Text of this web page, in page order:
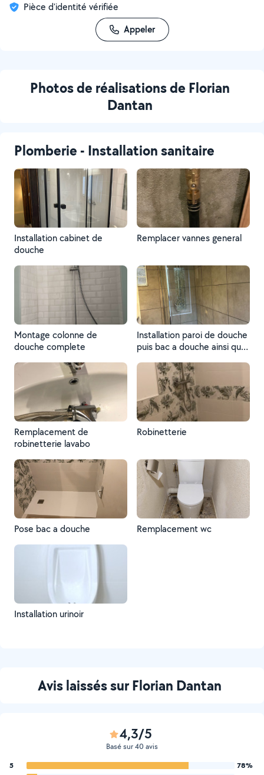
Pièce d'identité vérifiée
Appeler
Photos de réalisations de Florian
Dantan
Plomberie - Installation sanitaire
Installation cabinet de
douche
Remplacer vannes general
Montage colonne de
douche complete
Installation paroi de douche
puis bac a douche ainsi que
Remplacement de
robinetterie lavabo
Robinetterie
Pose bac a douche Remplacement wc
Installation urinoir
Avis laissés sur Florian Dantan
4,3/5
Basé sur 40 avis
5
78%